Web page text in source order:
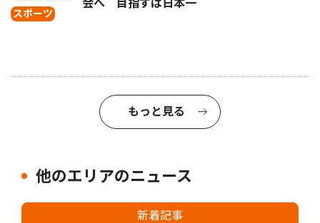
スポーツ
会へ 目指すは日本一
もっと見る
他のエリアのニュース
新着記事